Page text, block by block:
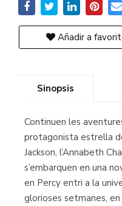
Añadir a
Sinopsis
Continuen les
protagonista estrella
Jackson, l’Annabeth
s’embarquen en una
en Percy entri a la
glorioses setmanes,